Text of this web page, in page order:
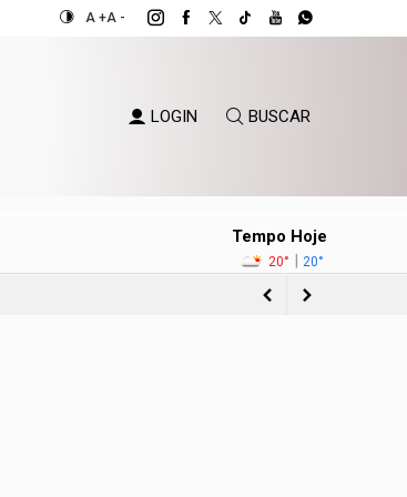
A +A -
LOGIN BUSCAR
Tempo Hoje
20° | 20°